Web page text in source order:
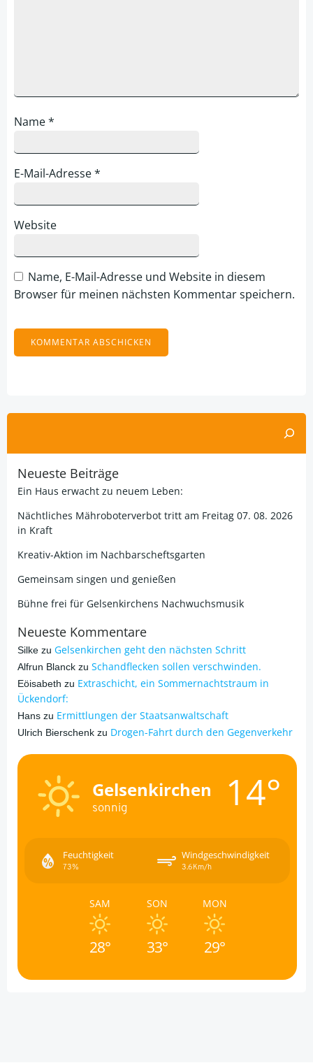
Name*
E-Mail-Adresse*
Website
Name, E-Mail-Adresse und Website in diesem
Browser für meinen nächsten Kommentar speichern.
Neueste Beiträge
Ein Haus erwacht zu neuem Leben:
Nächtliches Mähroboterverbot tritt am Freitag 07. 08. 2026
in Kraft
Kreativ-Aktion im Nachbarscheftsgarten
Gemeinsam singen und genießen
Bühne frei für Gelsenkirchens Nachwuchsmusik
Neueste Kommentare
Silke zu Gelsenkirchen geht den nächsten Schritt
Alfrun Blanck zu Schandflecken sollen verschwinden.
Eöisabeth zu Extraschicht, ein Sommernachtstraum in
Ückendorf:
Hans zu Ermittlungen der Staatsanwaltschaft
Ulrich Bierschenk zu Drogen-Fahrt durch den Gegenverkehr
Gelsenkirchen
sonnig 14°
Feuchtigkeit
73%
Windgeschwindigkeit
3.6Km/h
SAM
28°
SON
33°
MON
29°